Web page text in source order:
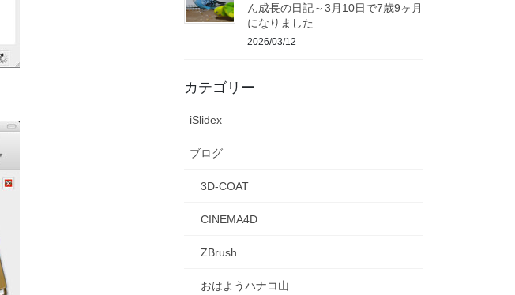
ん成長の日記～3月10日で7歳9ヶ月
になりました
2026/03/12
カテゴリー
iSlidex
ブログ
3D-COAT
CINEMA4D
ZBrush
おはようハナコ山